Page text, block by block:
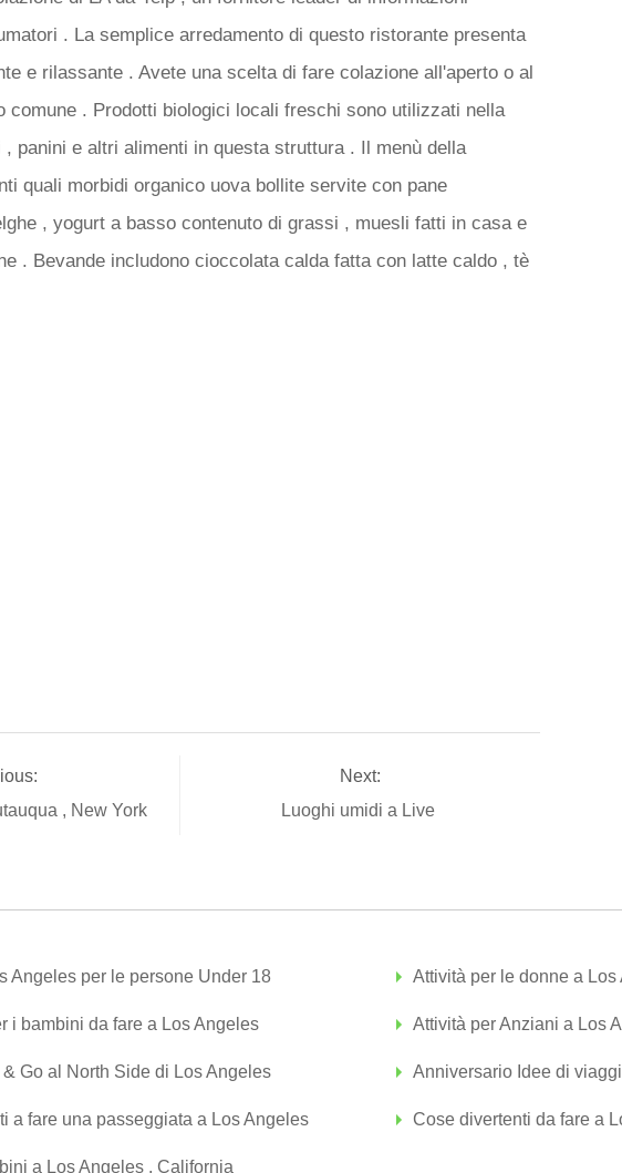
. La semplice arredamento di questo ristorante presenta
e rilassante . Avete una scelta di fare colazione all'aperto o al
comune . Prodotti biologici locali freschi sono utilizzati nella
, panini e altri alimenti in questa struttura . Il menù della
quali morbidi organico uova bollite servite con pane
, yogurt a basso contenuto di grassi , muesli fatti in casa e
. Bevande includono cioccolata calda fatta con latte caldo , tè
, New York
Next:
Luoghi umidi a Live
Angeles per le persone Under 18 Attività per le donne a Los
i bambini da fare a Los Angeles Attività per Anziani a Los
Go al North Side di Los Angeles Anniversario Idee di
a fare una passeggiata a Los Angeles Cose divertenti da fare a
a Los Angeles , California